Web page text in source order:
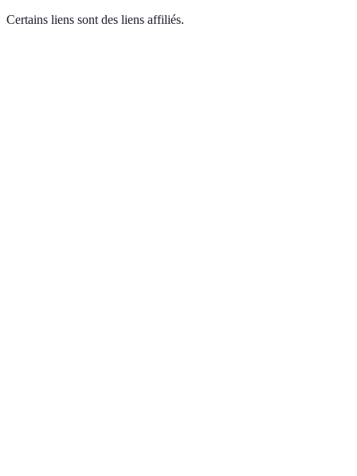
Certains liens sont des liens affiliés.